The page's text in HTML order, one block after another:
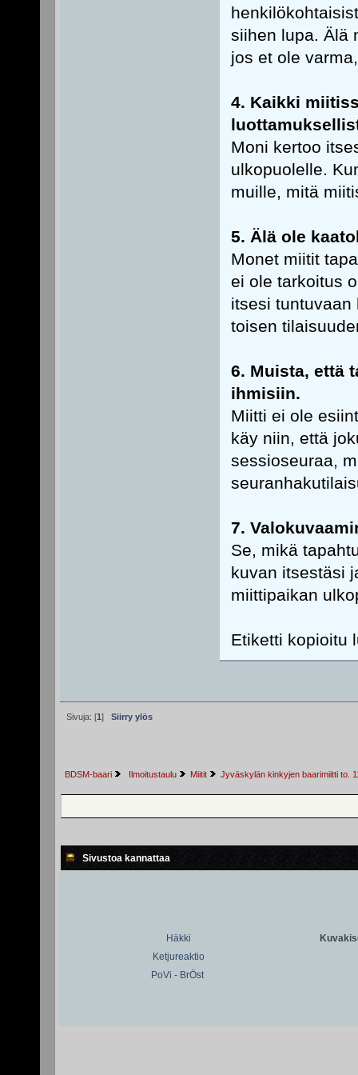
siihen lupa. Älä
jos et ole
4. Kaikki
Moni kertoo
ulkopuolelle.
muille, mitä
5. Älä ole
Monet miitit
ei ole tarkoitus
itsesi tuntuvaan
toisen
6. Muista, että
ihmisiin.
Miitti ei ole
käy niin, että
sessioseuraa,
7.
Se, mikä
kuvan itsestäsi
miittipaikan
Etiketti kopioitu
Sivuja: [1] Siirry ylös
BDSM-baari Ilmoitustaulu Miitit Jyväskylän kinkyjen baarimiitti to.
Sivustoa kannattaa
Häkki
Ketjureaktio
PoVi - BrÖst